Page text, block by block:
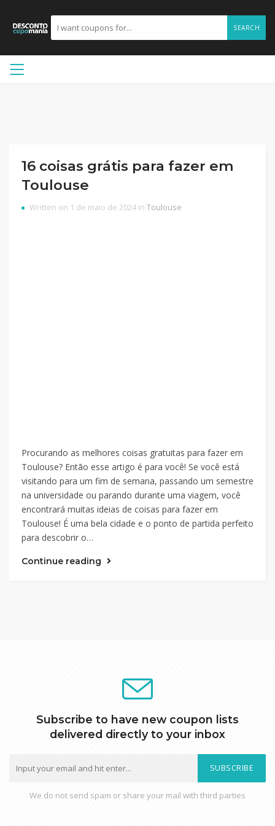
SEARCH
16 coisas grátis para fazer em
Toulouse
Written on 1 de maio de 2024 in Toulouse
Procurando as melhores coisas gratuitas para fazer em
Toulouse? Então esse artigo é para você! Se você está
visitando para um fim de semana, passando um semestre
na universidade ou parando durante uma viagem, você
encontrará muitas ideias de coisas para fazer em
Toulouse! É uma bela cidade e o ponto de partida perfeito
para descobrir o…
Continue reading
Subscribe to have new coupon lists
delivered directly to your inbox
SUBSCRIBE
We do not send spam or share your mail with third parties